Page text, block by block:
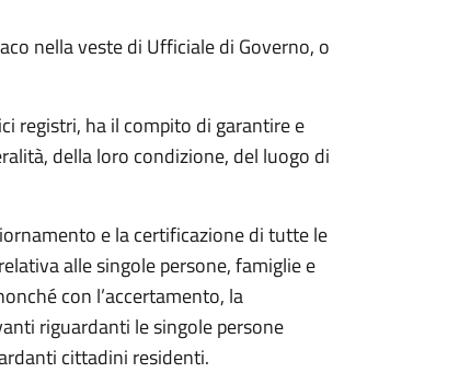
nella veste di Ufficiale di Governo, o
registri, ha il compito di garantire e
della loro condizione, del luogo di
e la certificazione di tutte le
alle singole persone, famiglie e
con l’accertamento, la
riguardanti le singole persone
cittadini residenti.